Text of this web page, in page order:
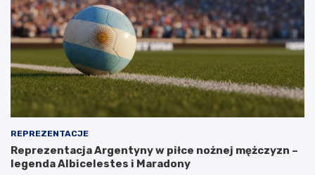
REPREZENTACJE
Reprezentacja Argentyny w piłce nożnej mężczyzn –
legenda Albicelestes i Maradony